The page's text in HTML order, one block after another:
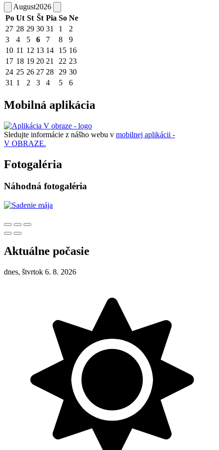
August2026
Po Ut St Št Pia So Ne
27 28 29 30 31 1
2
3
4 5 6 7 8
9
10 11 12 13 14 15 16
17 18 19 20 21 22 23
24 25 26 27 28 29 30
31 1 2 3 4 5 6
Mobilná aplikácia
Sledujte informácie z nášho webu v mobilnej aplikácii -
V OBRAZE.
Fotogaléria
Náhodná fotogaléria
Aktuálne počasie
dnes, štvrtok 6. 8. 2026